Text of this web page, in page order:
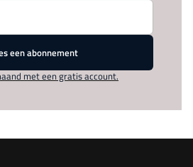
een abonnement
met een gratis account.